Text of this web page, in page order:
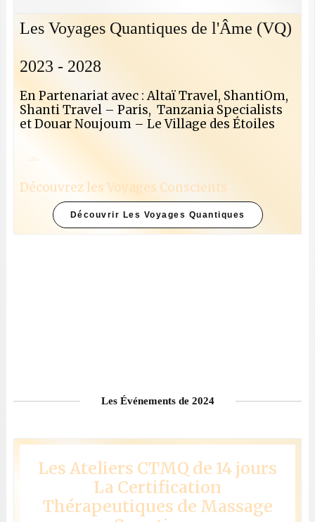
Les Voyages Quantiques de l'Âme (VQ)
2023 - 2028
En Partenariat avec : Altaï Travel, ShantiOm,
Shanti Travel – Paris, Tanzania Specialists
et Douar Noujoum – Le Village des Étoiles
Découvrez les Voyages Conscients
Découvrir Les Voyages Quantiques
Les Événements de 2024
Les Ateliers CTMQ de 14 jours
La Certification
Thérapeutiques de Massage